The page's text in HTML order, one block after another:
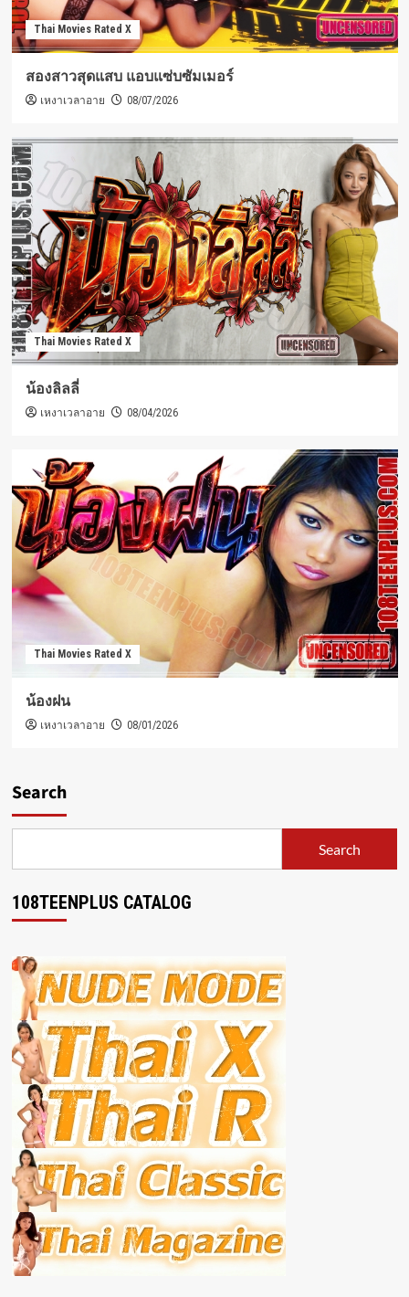
Thai Movies Rated X
สองสาวสุดแสบ แอบแซ่บซัมเมอร์
เหงาเวลาอาย 08/07/2026
Thai Movies Rated X
น้องลิลลี่
เหงาเวลาอาย 08/04/2026
Thai Movies Rated X
น้องฝน
เหงาเวลาอาย 08/01/2026
Search
Search
108TEENPLUS CATALOG